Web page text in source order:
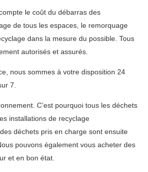
le coût du débarras des
de tous les espaces, le remorquage
dans la mesure du possible. Tous
autorisés et assurés.
nous sommes à votre disposition 24
7.
C’est pourquoi tous les déchets
installations de recyclage
déchets pris en charge sont ensuite
pouvons également vous acheter des
et en bon état.